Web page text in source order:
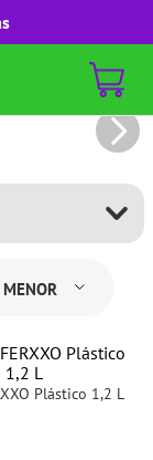
Plástico 1,2 L